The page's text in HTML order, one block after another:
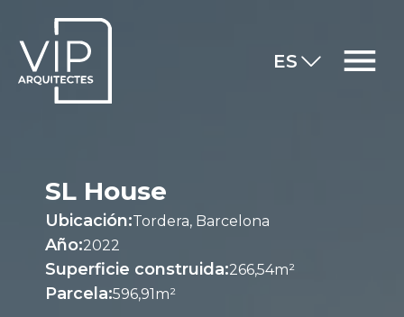
ES
SL House
Ubicación:Tordera, Barcelona
Año:2022
Superficie construida:266,54m²
Parcela:596,91m²